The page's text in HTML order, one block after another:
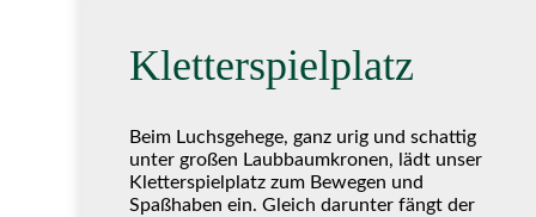
Kletterspielplatz
Beim Luchsgehege, ganz urig und schattig
unter großen Laubbaumkronen, lädt unser
Kletterspielplatz zum Bewegen und
Spaßhaben ein. Gleich darunter fängt der